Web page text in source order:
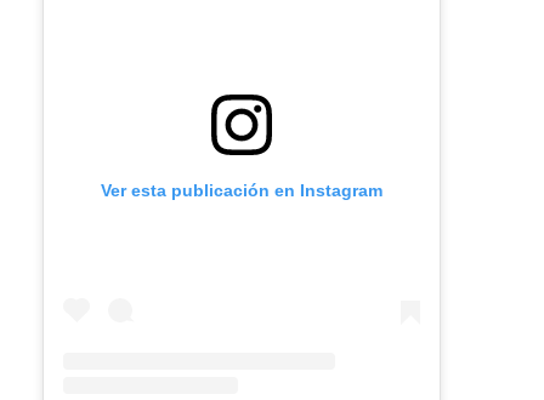
Ver esta publicación en Instagram